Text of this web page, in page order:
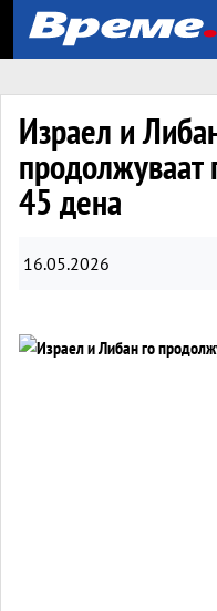
Израел и
продолжуваат
45 дена
16.05.2026